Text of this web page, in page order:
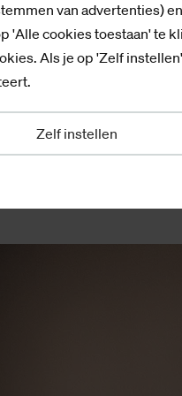
van advertenties)
'Alle cookies toestaan' te
Als je op 'Zelf
Zelf instellen
Nog lange niet, of
ook een
en deelnemen
line-up van ons
niet, deelname is